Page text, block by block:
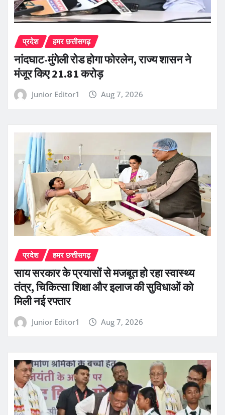
प्रदेश हमर छत्तीसगढ़
नांदघाट-मुंगेली रोड होगा फोरलेन, राज्य शासन ने
मंजूर किए 21.81 करोड़
Junior Editor1 Aug 7, 2026
प्रदेश हमर छत्तीसगढ़
साय सरकार के प्रयासों से मजबूत हो रहा स्वास्थ्य
तंत्र, चिकित्सा शिक्षा और इलाज की सुविधाओं को
मिली नई रफ्तार
Junior Editor1 Aug 7, 2026